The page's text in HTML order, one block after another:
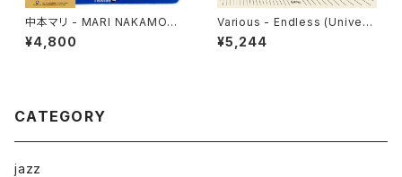
中本マリ - MARI NAKAMOT
O III "LP"
¥4,800
Various - Endless (Univers
al Cosmic Sounds) "LP"
¥5,244
CATEGORY
jazz